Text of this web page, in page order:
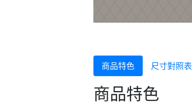
商品特色 尺寸對照表
商品特色